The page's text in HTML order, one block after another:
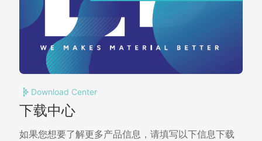
Download Center
下载中心
如果您想要了解更多产品信息，请填写以下信息下载